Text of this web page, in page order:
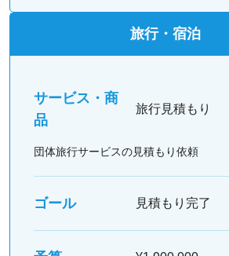
旅行・宿泊
サービス・商
品
旅行見積もり
団体旅行サービスの見積もり依頼
ゴール 見積もり完了